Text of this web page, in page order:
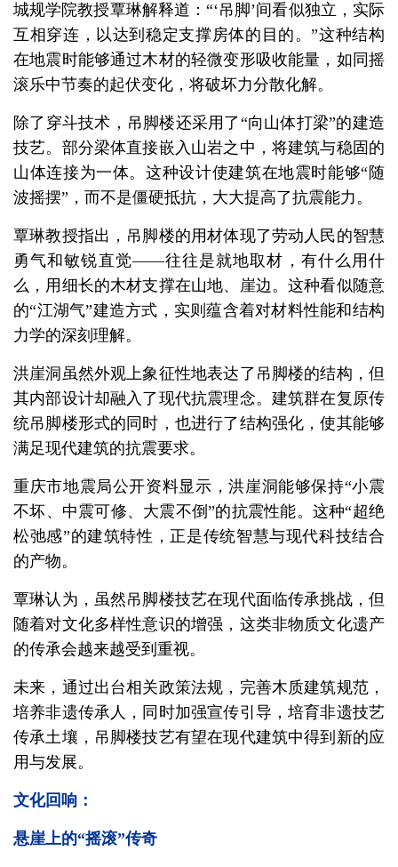
城规学院教授覃琳解释道：“‘吊脚’间看似独立，实际
互相穿连，以达到稳定支撑房体的目的。”这种结构
在地震时能够通过木材的轻微变形吸收能量，如同摇
滚乐中节奏的起伏变化，将破坏力分散化解。
除了穿斗技术，吊脚楼还采用了“向山体打梁”的建造
技艺。部分梁体直接嵌入山岩之中，将建筑与稳固的
山体连接为一体。这种设计使建筑在地震时能够“随
波摇摆”，而不是僵硬抵抗，大大提高了抗震能力。
覃琳教授指出，吊脚楼的用材体现了劳动人民的智慧
勇气和敏锐直觉——往往是就地取材，有什么用什
么，用细长的木材支撑在山地、崖边。这种看似随意
的“江湖气”建造方式，实则蕴含着对材料性能和结构
力学的深刻理解。
洪崖洞虽然外观上象征性地表达了吊脚楼的结构，但
其内部设计却融入了现代抗震理念。建筑群在复原传
统吊脚楼形式的同时，也进行了结构强化，使其能够
满足现代建筑的抗震要求。
重庆市地震局公开资料显示，洪崖洞能够保持“小震
不坏、中震可修、大震不倒”的抗震性能。这种“超绝
松弛感”的建筑特性，正是传统智慧与现代科技结合
的产物。
覃琳认为，虽然吊脚楼技艺在现代面临传承挑战，但
随着对文化多样性意识的增强，这类非物质文化遗产
的传承会越来越受到重视。
未来，通过出台相关政策法规，完善木质建筑规范，
培养非遗传承人，同时加强宣传引导，培育非遗技艺
传承土壤，吊脚楼技艺有望在现代建筑中得到新的应
用与发展。
文化回响：
悬崖上的“摇滚”传奇